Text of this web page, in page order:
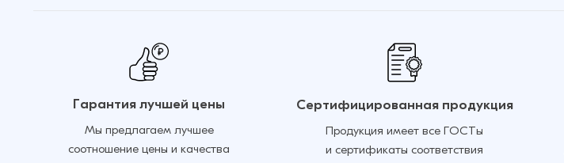
Гарантия лучшей цены
Мы предлагаем лучшее
соотношение цены и качества
Сертифицированная продукция
Продукция имеет все ГОСТы
и сертификаты соответствия